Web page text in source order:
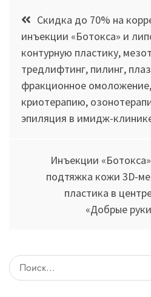
Навигация
по
записям
Скидка до 70% на
инъекции «Ботокса» и
контурную пластику,
тредлифтинг, пилинг,
фракционное
криотерапию,
эпиляция в имидж-
Инъекции
подтяжка кожи 3D-
пластика в
«Добрые
Найти: